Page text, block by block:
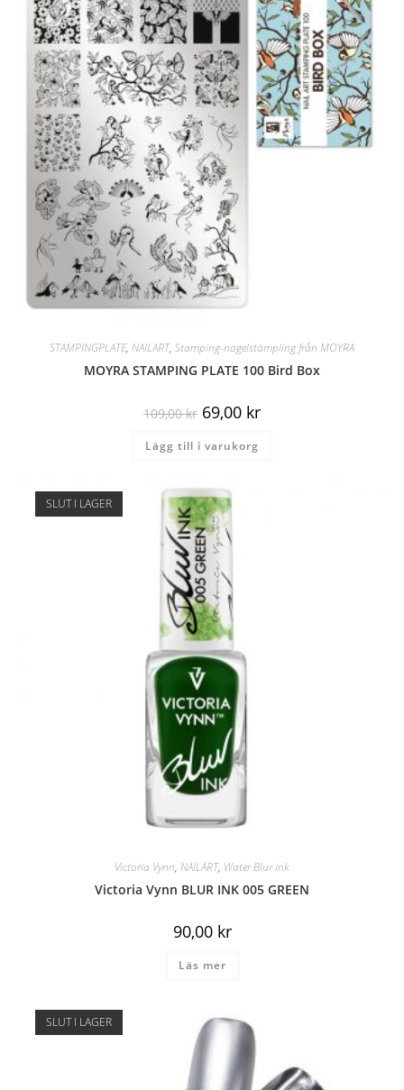
STAMPINGPLATE, NAILART, Stamping-nagelstämpling från MOYRA
MOYRA STAMPING PLATE 100 Bird Box
109,00kr 69,00 kr
Lägg till i varukorg
SLUT I LAGER
Victoria Vynn, NAILART, Water Blur ink
Victoria Vynn BLUR INK 005 GREEN
90,00 kr
Läs mer
SLUT I LAGER